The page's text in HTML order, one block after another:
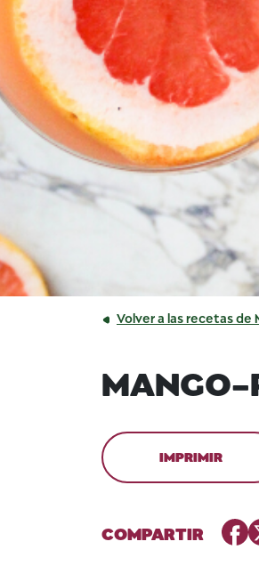
Volver a las recetas de
MANGO-
IMPRIMIR
COMPARTIR